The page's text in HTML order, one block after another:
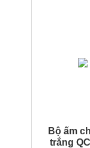
Bộ ấm
trắng